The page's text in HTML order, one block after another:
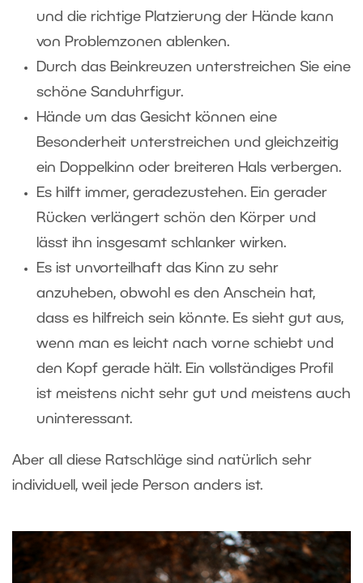
und die richtige Platzierung der Hände kann
von Problemzonen ablenken.
Durch das Beinkreuzen unterstreichen Sie eine
schöne Sanduhrfigur.
Hände um das Gesicht können eine
Besonderheit unterstreichen und gleichzeitig
ein Doppelkinn oder breiteren Hals verbergen.
Es hilft immer, geradezustehen. Ein gerader
Rücken verlängert schön den Körper und
lässt ihn insgesamt schlanker wirken.
Es ist unvorteilhaft das Kinn zu sehr
anzuheben, obwohl es den Anschein hat,
dass es hilfreich sein könnte. Es sieht gut aus,
wenn man es leicht nach vorne schiebt und
den Kopf gerade hält. Ein vollständiges Profil
ist meistens nicht sehr gut und meistens auch
uninteressant.
Aber all diese Ratschläge sind natürlich sehr
individuell, weil jede Person anders ist.